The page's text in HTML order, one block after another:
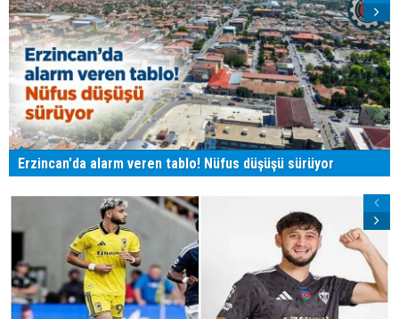
Erzincan'da alarm veren tablo! Nüfus düşüşü sürüyor